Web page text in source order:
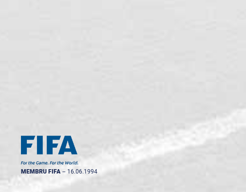
MEMBRU FIFA -- 16.06.1994